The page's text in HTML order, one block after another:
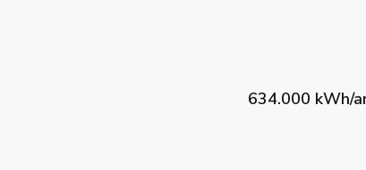
634.000 kWh/